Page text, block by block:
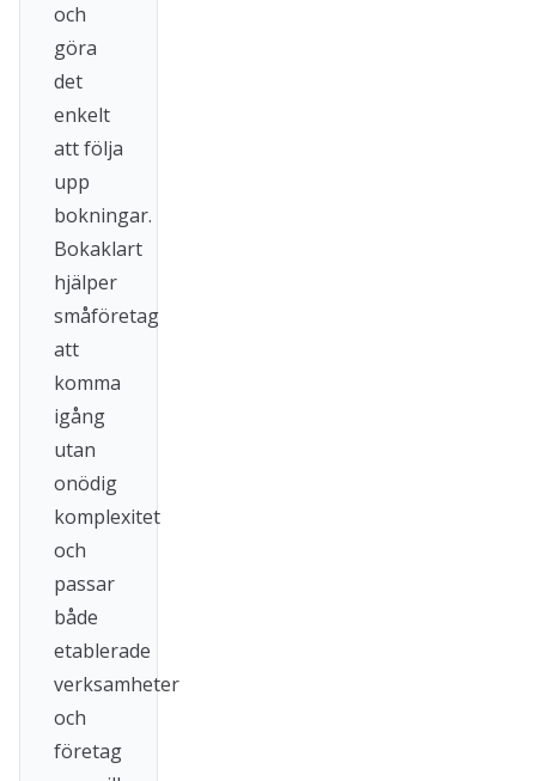
och
göra
det
enkelt
att följa
upp
bokningar.
Bokaklart
hjälper
småföretag
att
komma
igång
utan
onödig
komplexitet
och
passar
både
etablerade
verksamheter
och
företag